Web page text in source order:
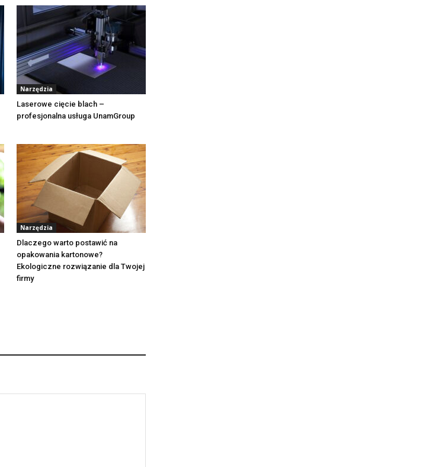
Narzędzia
Laserowe cięcie blach –
profesjonalna usługa UnamGroup
Narzędzia
Dlaczego warto postawić na
opakowania kartonowe?
Ekologiczne rozwiązanie dla Twojej
firmy